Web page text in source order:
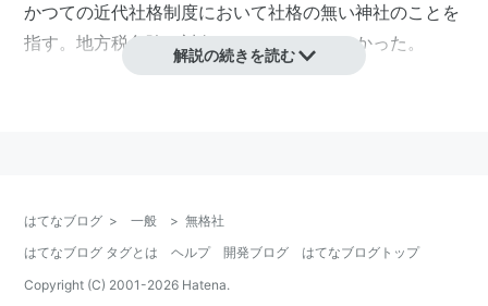
かつての近代社格制度において社格の無い神社のことを
指す。地方税免除の対象とされることはなかった。
解説の続きを読む
はてなブログ > 一般 > 無格社
はてなブログ タグとは
ヘルプ 開発ブログ
はてなブログトップ
Copyright (C) 2001-2026 Hatena.